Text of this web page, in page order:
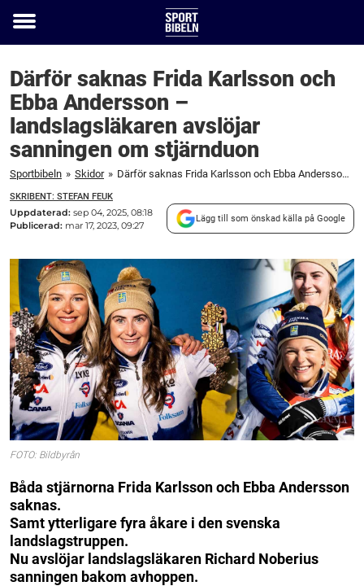
Toggle
Därför saknas Frida Karlsson och
Ebba Andersson –
landslagsläkaren avslöjar
sanningen om stjärnduon
Sportbibeln » Skidor » Därför saknas Frida Karlsson och Ebba Andersson – landslagsläkaren avslöjar sanningen om stjärnduon
SKRIBENT: STEFAN FEUK
Uppdaterad: sep 04, 2025, 08:18
Publicerad: mar 17, 2023, 09:27
Lägg till som önskad källa på Google
FOTO: Bildbyrån
Båda stjärnorna Frida Karlsson och Ebba Andersson
saknas.
Samt ytterligare fyra åkare i den svenska
landslagstruppen.
Nu avslöjar landslagsläkaren Richard Noberius
sanningen bakom avhoppen.